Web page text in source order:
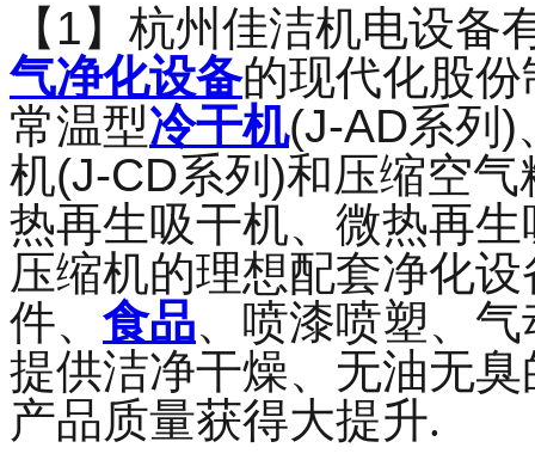
【 1 】 杭州佳洁机电设备
气净化设备的现代化股
常温型冷干机(J-AD系列 )
机(J-CD系列 )和压缩空气
热再生吸干机、微热再
压缩机的理想配套净化
件、 食品、喷漆喷塑、气
提供洁净干燥、无油无
产品质量获得大提升.